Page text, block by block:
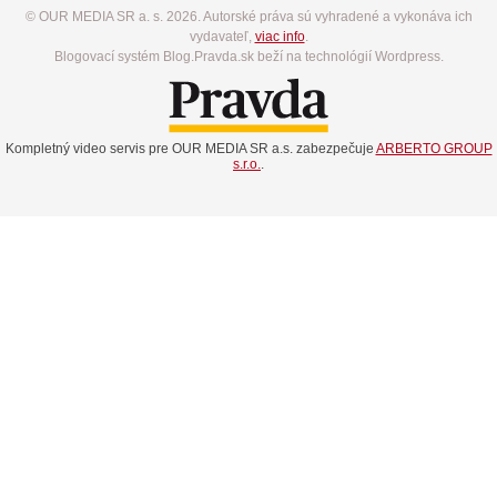
© OUR MEDIA SR a. s. 2026. Autorské práva sú vyhradené a vykonáva ich
vydavateľ, viac info.
Blogovací systém Blog.Pravda.sk beží na technológií Wordpress.
Kompletný video servis pre OUR MEDIA SR a.s. zabezpečuje ARBERTO GROUP
s.r.o..